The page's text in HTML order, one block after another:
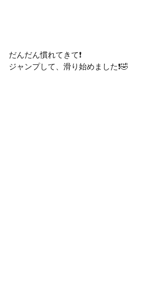
だんだん慣れてきて❗️
ジャンプして、滑り始めました❗️🤣